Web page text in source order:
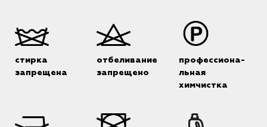
стирка
запрещена
отбеливание
запрещено
профессиона-
льная
химчистка